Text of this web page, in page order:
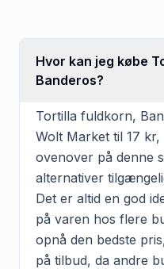
Hvor kan jeg købe
Banderos?
Tortilla fuldkorn,
Wolt Market til 17
ovenover på denne
alternativer
Det er altid en god
på varen hos flere
opnå den bedste
på tilbud, da andre